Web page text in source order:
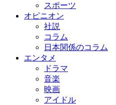
スポーツ
オピニオン
社説
コラム
日本関係のコラム
エンタメ
ドラマ
音楽
映画
アイドル